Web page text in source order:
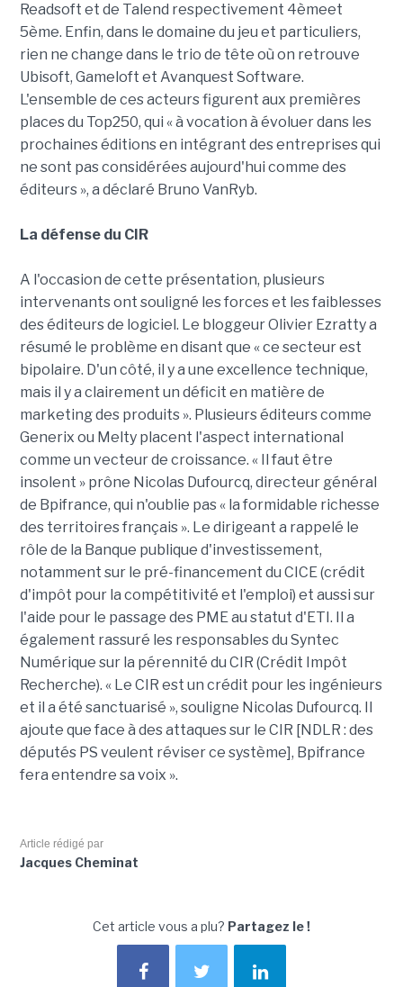
Readsoft et de Talend respectivement 4èmeet
5ème. Enfin, dans le domaine du jeu et particuliers,
rien ne change dans le trio de tête où on retrouve
Ubisoft, Gameloft et Avanquest Software.
L'ensemble de ces acteurs figurent aux premières
places du Top250, qui « à vocation à évoluer dans les
prochaines éditions en intégrant des entreprises qui
ne sont pas considérées aujourd'hui comme des
éditeurs », a déclaré Bruno VanRyb.
La défense du CIR
A l'occasion de cette présentation, plusieurs
intervenants ont souligné les forces et les faiblesses
des éditeurs de logiciel. Le bloggeur Olivier Ezratty a
résumé le problème en disant que « ce secteur est
bipolaire. D'un côté, il y a une excellence technique,
mais il y a clairement un déficit en matière de
marketing des produits ». Plusieurs éditeurs comme
Generix ou Melty placent l'aspect international
comme un vecteur de croissance. « Il faut être
insolent » prône Nicolas Dufourcq, directeur général
de Bpifrance, qui n'oublie pas « la formidable richesse
des territoires français ». Le dirigeant a rappelé le
rôle de la Banque publique d'investissement,
notamment sur le pré-financement du CICE (crédit
d'impôt pour la compétitivité et l'emploi) et aussi sur
l'aide pour le passage des PME au statut d'ETI. Il a
également rassuré les responsables du Syntec
Numérique sur la pérennité du CIR (Crédit Impôt
Recherche). « Le CIR est un crédit pour les ingénieurs
et il a été sanctuarisé », souligne Nicolas Dufourcq. Il
ajoute que face à des attaques sur le CIR [NDLR : des
députés PS veulent réviser ce système], Bpifrance
fera entendre sa voix ».
Article rédigé par
Jacques Cheminat
Cet article vous a plu? Partagez le !